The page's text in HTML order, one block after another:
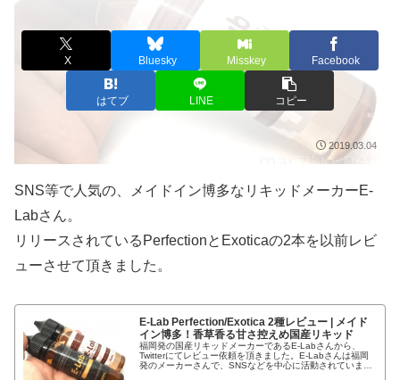
X Bluesky Misskey Facebook
はてブ LINE コピー
2019.03.04
SNS等で人気の、メイドイン博多なリキッドメーカーE-
Labさん。
リリースされているPerfectionとExoticaの2本を以前レビ
ューさせて頂きました。
E-Lab Perfection/Exotica 2種レビュー | メイド
イン博多！香草香る甘さ控えめ国産リキッド
福岡発の国産リキッドメーカーであるE-Labさんから、
Twitterにてレビュー依頼を頂きました。E-Labさんは福岡
発のメーカーさんで、SNSなどを中心に活動されていま